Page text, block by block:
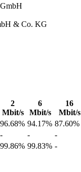
& Co. KG
2
Mbit/s
6
Mbit/s
16
Mbit/s
96.68% 94.17% 87.60%
- - -
99.86% 99.83% -